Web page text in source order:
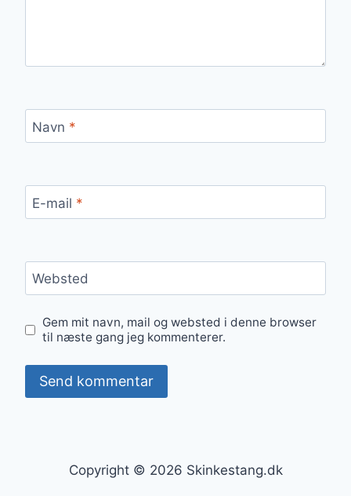
Navn *
E-mail *
Websted
Gem mit navn, mail og websted i denne browser
til næste gang jeg kommenterer.
Copyright © 2026 Skinkestang.dk